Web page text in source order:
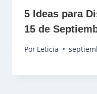
5 Ideas para
15 de
Por Leticia